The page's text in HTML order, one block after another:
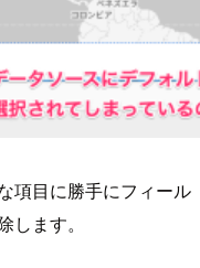
項目に勝手にフィール
ます。